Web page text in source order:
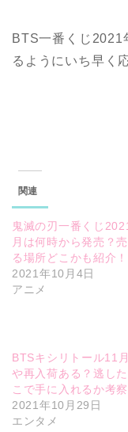
BTS一番くじ2021
るようにいち早く
関連
鬼滅の刃一番くじ
月は何時から発売？
る場所どこかも紹介！
2021年10月4日
アニメ
BTSキシリトール11
や再入荷ある？逃し
こで手に入れるか考察
2021年10月29日
エンタメ